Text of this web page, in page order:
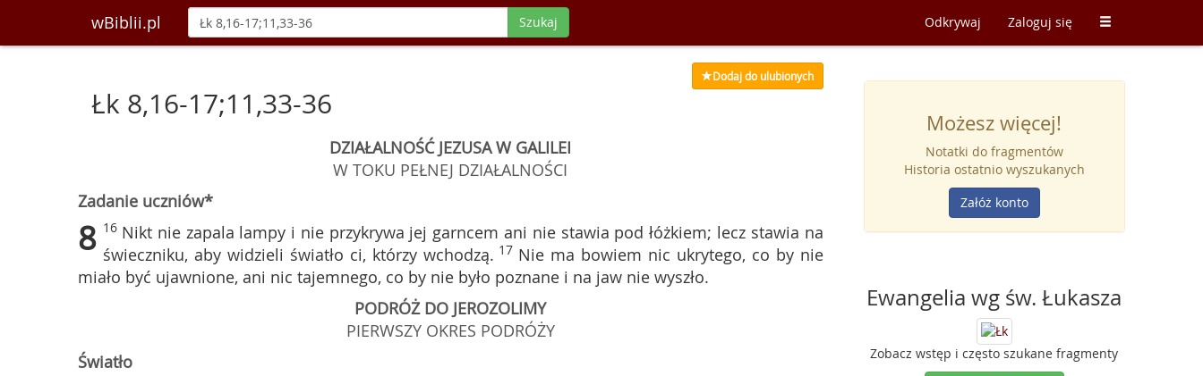
wBiblii.pl Szukaj Odkrywaj Zaloguj się
Dodaj do ulubionych
Łk 8,16-17;11,33-36
DZIAŁALNOŚĆ JEZUSA W GALILEI
W TOKU PEŁNEJ DZIAŁALNOŚCI
Zadanie uczniów*
8 16 Nikt nie zapala lampy i nie przykrywa jej garncem ani nie stawia pod łóżkiem; lecz stawia na
świeczniku, aby widzieli światło ci, którzy wchodzą. 17 Nie ma bowiem nic ukrytego, co by nie
miało być ujawnione, ani nic tajemnego, co by nie było poznane i na jaw nie wyszło.
PODRÓŻ DO JEROZOLIMY
PIERWSZY OKRES PODRÓŻY
Światło
Możesz więcej!
Notatki do fragmentów
Historia ostatnio wyszukanych
Załóż konto
Ewangelia wg św. Łukasza
Zobacz wstęp i często szukane fragmenty